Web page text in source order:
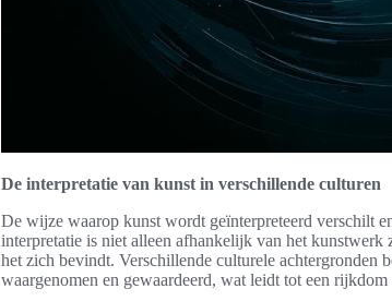
De interpretatie van kunst in verschillende culturen
De wijze waarop kunst wordt geïnterpreteerd verschilt
interpretatie is niet alleen afhankelijk van het kunstwerk
het zich bevindt. Verschillende culturele achtergronden
waargenomen en gewaardeerd, wat leidt tot een rijkdom